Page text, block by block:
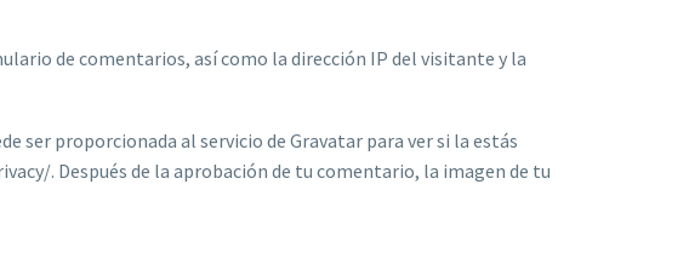
de comentarios, así como la dirección IP del visitante y la
ser proporcionada al servicio de Gravatar para ver si la estás
. Después de la aprobación de tu comentario, la imagen de tu